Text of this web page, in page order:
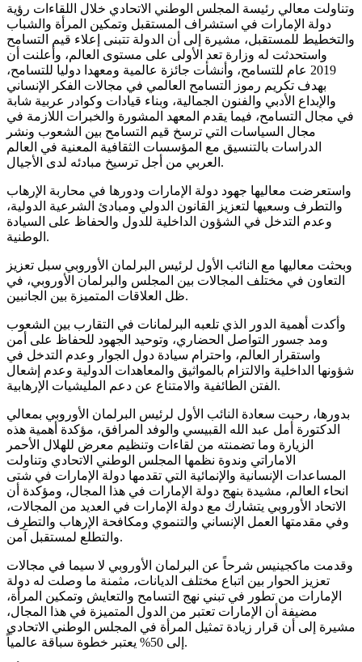
وتناولت معالي رئيسة المجلس الوطني الاتحادي خلال اللقاءات رؤية
دولة الإمارات في استشراف المستقبل وتمكين المرأة والشباب
والتخطيط للمستقبل، مشيرة إلى أن الدولة تتبنى إعلاء قيم التسامح
واستحدثت له وزارة تعد الأولى على مستوى العالم، وأعلنت أن
2019 عام للتسامح، وأنشأت جائزة عالمية ومعهدا دوليا للتسامح،
بهدف تكريم رموز التسامح العالمي في مجالات الفكر الإنساني
والإبداع الأدبي والفنون الجمالية، وبناء قيادات وكوادر عربية شابة
في مجال التسامح، فيما يقدم المعهد المشورة والخبرات اللازمة في
مجال السياسات التي ترسخ قيم التسامح بين الشعوب ونشر
الدراسات بالتنسيق مع المؤسسات الثقافية المعنية في العالم
العربي من أجل ترسيخ مبادئه لدى الأجيال.
واستعرضت معاليها جهود دولة الإمارات ودورها في محاربة الإرهاب
والتطرف وسعيها لتعزيز القانون الدولي ومبادئ الشرعية الدولية،
وعدم التدخل في الشؤون الداخلية للدول والحفاظ على السيادة
الوطنية.
وبحثت معاليها مع النائب الأول لرئيس البرلمان الأوروبي سبل تعزيز
التعاون في مختلف المجالات بين المجلس والبرلمان الأوروبي، في
ظل العلاقات المتميزة بين الجانبين.
وأكدت أهمية الدور الذي تلعبه البرلمانات في التقارب بين الشعوب
ومد جسور التواصل الحضاري، وتوحيد الجهود للحفاظ على أمن
واستقرار العالم، واحترام سيادة دول الجوار وعدم التدخل في
شؤونها الداخلية والالتزام بالمواثيق والمعاهدات الدولية وعدم إشعال
الفتن الطائفية والامتناع عن دعم المليشيات الإرهابية.
بدورها، رحبت سعادة النائب الأول لرئيس البرلمان الأوروبي بمعالي
الدكتورة أمل عبد الله القبيسي والوفد المرافق، مؤكدة أهمية هذه
الزيارة وما تضمنته من لقاءات وتنظيم معرض للهلال الأحمر
الاماراتي وندوة نظمها المجلس الوطني الاتحادي وتناولت
المساعدات الإنسانية والإنمائية التي تقدمها دولة الإمارات في شتى
انحاء العالم، مشيدة بنهج دولة الإمارات في هذا المجال، ومؤكدة أن
الاتحاد الأوروبي يتشارك مع دولة الإمارات في العديد من المجالات،
وفي مقدمتها العمل الإنساني والتنموي ومكافحة الإرهاب والتطرف
والتطلع لمستقبل آمن.
وقدمت ماكجينيس شرحاً عن البرلمان الأوروبي لا سيما في مجالات
تعزيز الحوار بين اتباع مختلف الديانات، مثمنة ما وصلت له دولة
الإمارات من تطور في تبني نهج التسامح والتعايش وتمكين المرأة،
مضيفة أن الإمارات تعتبر من الدول المتميزة في هذا المجال،
مشيرة إلى أن قرار زيادة تمثيل المرأة في المجلس الوطني الاتحادي
إلى 50% يعتبر خطوة سباقة عالمياً.